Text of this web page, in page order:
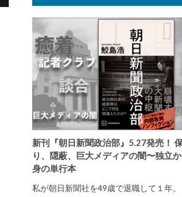
新刊『朝日新聞政治部』5.27発売！
り、隠蔽、巨大メディアの闇〜独立
身の単行本
私が朝日新聞社を49歳で退職して１年